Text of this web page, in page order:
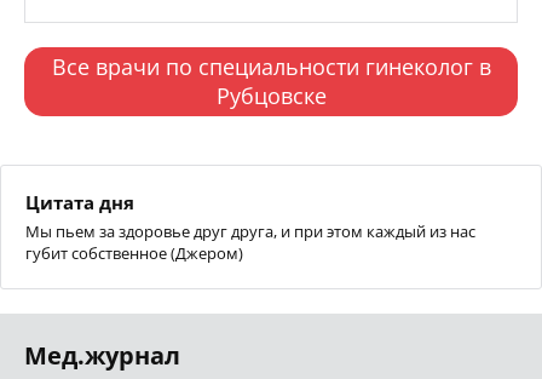
Все врачи по специальности гинеколог в
Рубцовске
Цитата дня
Мы пьем за здоровье друг друга, и при этом каждый из нас
губит собственное (Джером)
Мед.журнал